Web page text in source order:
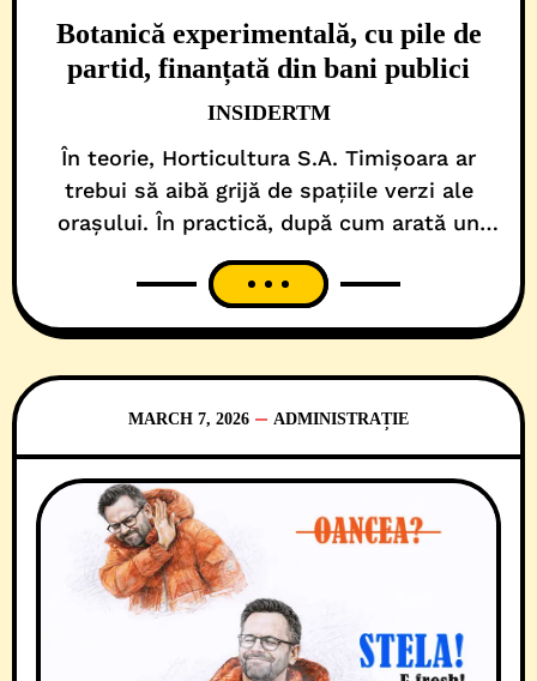
Botanică experimentală, cu pile de
partid, finanțată din bani publici
INSIDERTM
În teorie, Horticultura S.A. Timișoara ar
trebui să aibă grijă de spațiile verzi ale
orașului. În practică, după cum arată un
raport al Camerei de Conturi Timiș, publicat
pe 6 aprilie 2026, pare că societatea
municipală, populată la vârf și în consiliul
grijă mai ales de un ecosistem financiar…
MARCH 7, 2026 ADMINISTRAȚIE